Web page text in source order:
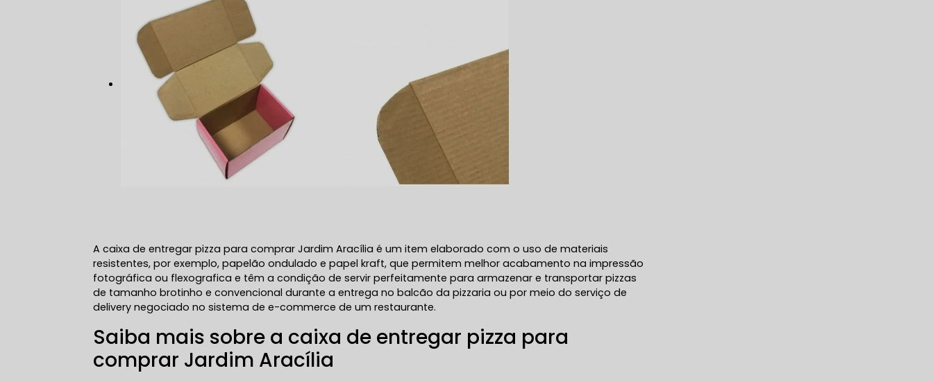
A caixa de entregar pizza para comprar Jardim Aracília é um item elaborado com o uso de materiais
resistentes, por exemplo, papelão ondulado e papel kraft, que permitem melhor acabamento na impressão
fotográfica ou flexografica e têm a condição de servir perfeitamente para armazenar e transportar pizzas
de tamanho brotinho e convencional durante a entrega no balcão da pizzaria ou por meio do serviço de
delivery negociado no sistema de e-commerce de um restaurante.
Saiba mais sobre a caixa de entregar pizza para
comprar Jardim Aracília